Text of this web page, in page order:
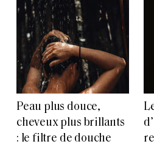
Peau plus douce,
cheveux plus brillants
: le filtre de douche